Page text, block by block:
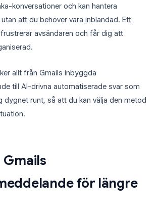
konversationer och kan hantera
att du behöver vara inblandad. Ett
avsändaren och får dig att
allt från Gmails inbyggda
till AI-drivna automatiserade svar som
dygnet runt, så att du kan välja den metod
Gmails
för längre